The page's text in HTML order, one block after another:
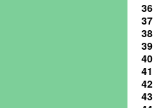
36
37
38
39
40
41
42
43